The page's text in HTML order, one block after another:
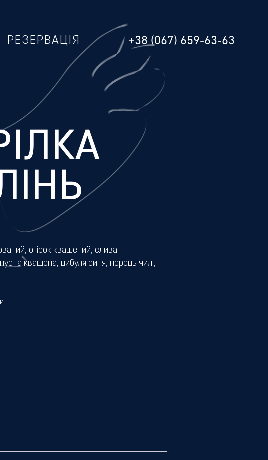
РЕЗЕРВАЦІЯ +38 (067) 659-63-63
огірок квашений, слива
квашена, цибуля синя, перець чилі,